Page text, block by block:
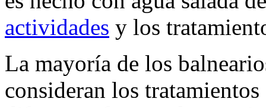
actividades y los
La mayoría de los
consideran los